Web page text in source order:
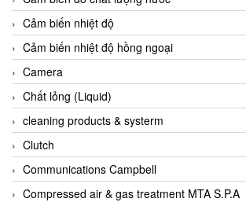
Aira Euro Automation
Airtac Vietnam
Airtec Vietnam
AI-Tek Vietnam
Akerstroms Viet Nam
AKO Armaturen & Separationstechnik
AKO Armaturen & Separationstechnik Vietnam
AKUSENSE
Cảm biến nhiệt độ
Cảm biến nhiệt độ hồng ngoại
Camera
Chất lỏng (Liquid)
cleaning products & systerm
Clutch
Communications Campbell
Compressed air & gas treatment MTA S.P.A